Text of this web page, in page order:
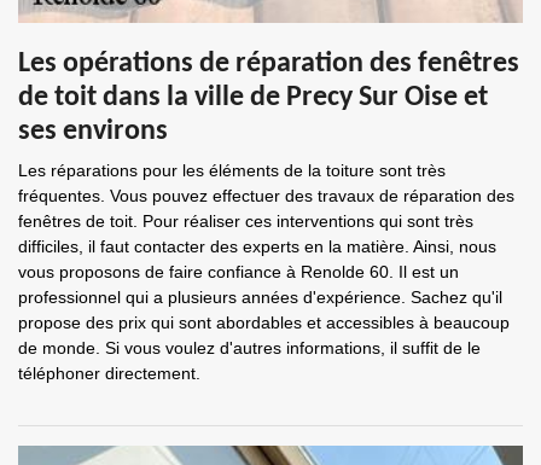
Les opérations de réparation des fenêtres
de toit dans la ville de Precy Sur Oise et
ses environs
Les réparations pour les éléments de la toiture sont très
fréquentes. Vous pouvez effectuer des travaux de réparation des
fenêtres de toit. Pour réaliser ces interventions qui sont très
difficiles, il faut contacter des experts en la matière. Ainsi, nous
vous proposons de faire confiance à Renolde 60. Il est un
professionnel qui a plusieurs années d'expérience. Sachez qu'il
propose des prix qui sont abordables et accessibles à beaucoup
de monde. Si vous voulez d'autres informations, il suffit de le
téléphoner directement.